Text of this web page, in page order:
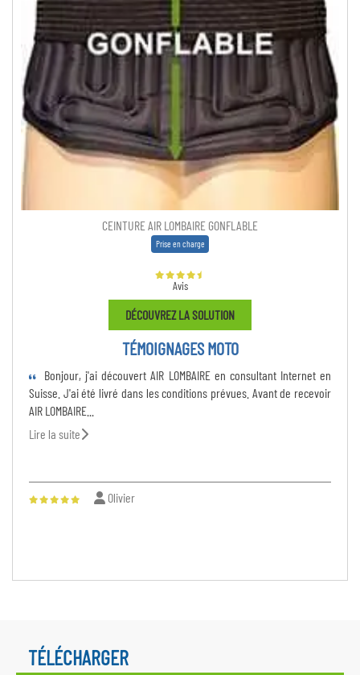
CEINTURE AIR LOMBAIRE GONFLABLE
Prise en charge
Avis
DÉCOUVREZ LA SOLUTION
TÉMOIGNAGES MOTO
Internet en
de recevoir
J'étais un peu sceptique quant à l'utilisation et aux
cette AIR LOMBAIRE, mais comme on pouvait l'essayer 15
TÉLÉCHARGER